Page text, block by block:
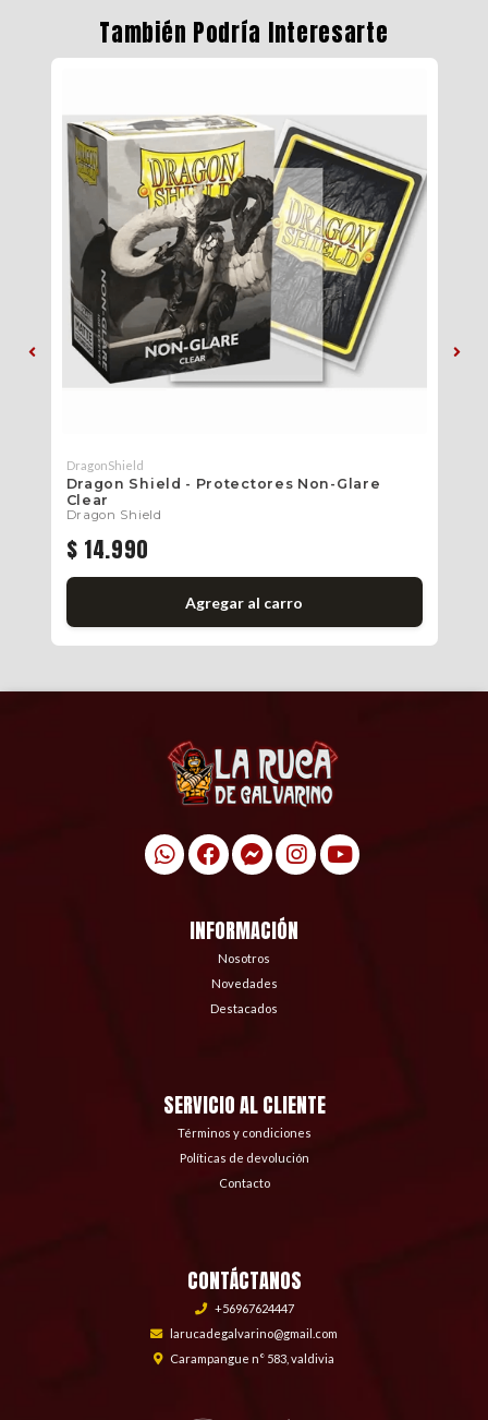
También Podría Interesarte
DragonShield
Dragon Shield - Protectores Non-Glare
Clear
Dragon Shield
$ 14.990
Agregar al carro
INFORMACIÓN
Nosotros
Novedades
Destacados
SERVICIO AL CLIENTE
Términos y condiciones
Políticas de devolución
Contacto
CONTÁCTANOS
+56967624447
larucadegalvarino@gmail.com
Carampangue n° 583, valdivia